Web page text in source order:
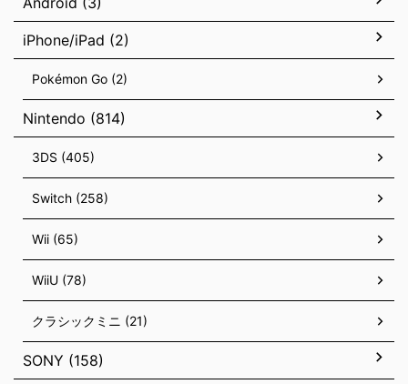
iPhone/iPad (2)
Pokémon Go (2)
Nintendo (814)
3DS (405)
Switch (258)
Wii (65)
WiiU (78)
クラシックミニ (21)
SONY (158)